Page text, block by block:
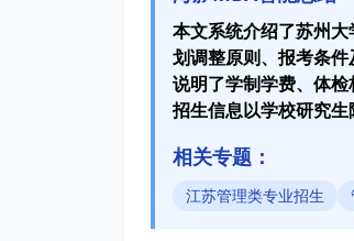
本文系统介绍了苏州
划调整原则、报考条
说明了学制学费、体
招生信息以学校研究生
相关专题：
江苏管理类专业招生